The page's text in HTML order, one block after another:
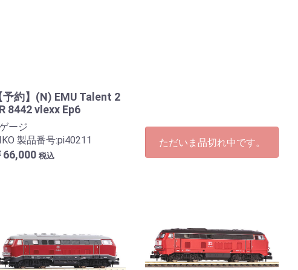
予約】(N) EMU Talent 2
8442 vlexx Ep6
ージ
製品番号:pi40211
66,000 税込
ただいま品切れ中です。